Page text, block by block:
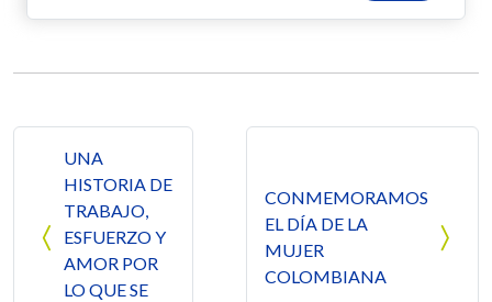
UNA
HISTORIA DE
TRABAJO,
ESFUERZO Y
AMOR POR
LO QUE SE
CONMEMORAMOS
EL DÍA DE LA
MUJER
COLOMBIANA